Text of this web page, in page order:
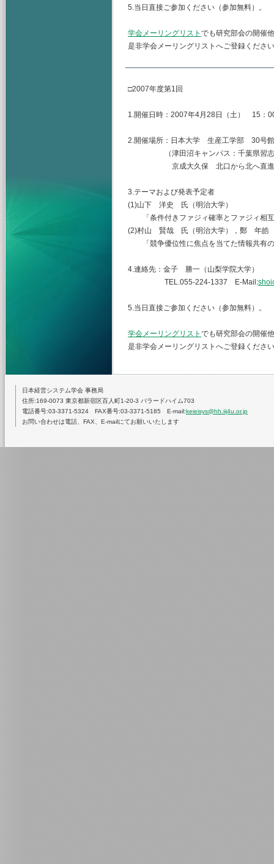
5.当日直接ご参加ください（参加無料）。
学会メーリングリスト でも研究部会の開催
是非学会メーリングリストへご登録くださ
□2007年度第1回
1.開催日時：2007年4月28日（土） 15：
2.開催場所：日本大学 生産工学部 30号
（津田沼キャンパス：千葉県習志
京成大久保 北口から北へ直進
3.テーマおよび発表予定者
(1)山下 洋史 氏（明治大学）
「条件付きファジィ確率とファジィ相
(2)村山 賢哉 氏（明治大学），鄭 年皓
「競争優位性に焦点を当てた情報共有の
4.連絡先：金子 勝一（山梨学院大学）
TEL.055-224-1337 E-Mail:
5.当日直接ご参加ください（参加無料）。
学会メーリングリスト でも研究部会の開催
是非学会メーリングリストへご登録くださ
日本経営システム学会 事務局
住所:169-0073 東京都新宿区百人町1-20-3 バラードハイム703
電話番号:03-3371-5324 FAX番号:03-3371-5185 E-mail:keieisys@hh.iij4u.or.jp
お問い合わせは電話、FAX、E-mailにてお願いいたします